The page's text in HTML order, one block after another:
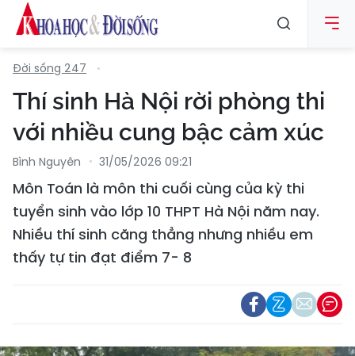
Đời sống 247
Thí sinh Hà Nội rời phòng thi
với nhiều cung bậc cảm xúc
Bình Nguyên 31/05/2026 09:21
Môn Toán là môn thi cuối cùng của kỳ thi
tuyển sinh vào lớp 10 THPT Hà Nội năm nay.
Nhiều thí sinh căng thẳng nhưng nhiều em
thấy tự tin đạt điểm 7- 8